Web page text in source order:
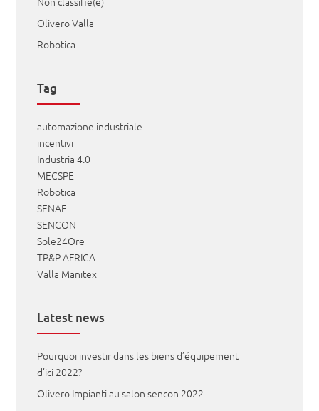
Olivero Valla
Robotica
Tag
automazione industriale
incentivi
Industria 4.0
MECSPE
Robotica
SENAF
SENCON
Sole24Ore
TP&P AFRICA
Valla Manitex
Latest news
Pourquoi investir dans les biens d’équipement
d’ici 2022?
Olivero Impianti au salon sencon 2022